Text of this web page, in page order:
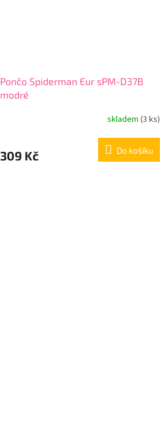
Pončo Spiderman Eur sPM-D37B
modré
skladem (3 ks)
309 Kč Do košíku